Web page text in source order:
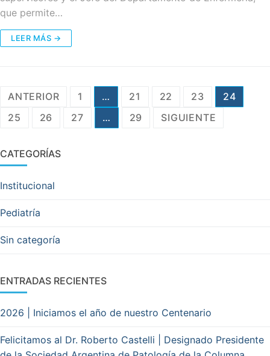
que permite…
LEER MÁS →
Navegación
de
ANTERIOR 1 … 21 22 23
24
25
26 27 … 29 SIGUIENTE
CATEGORÍAS
Institucional
Pediatría
Sin categoría
ENTRADAS RECIENTES
2026 | Iniciamos el año de nuestro Centenario
Felicitamos al Dr. Roberto Castelli | Designado Presidente